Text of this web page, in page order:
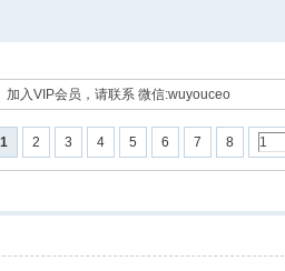
加入VIP会员，请联系 微信:wuyouceo
1 2 3 4 5 6 7 8